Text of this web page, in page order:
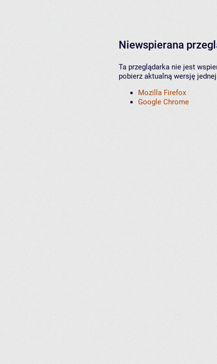
Niewspierana
Ta przeglądarka nie jest
pobierz aktualną wersję
Mozilla Firefox
Google Chrome